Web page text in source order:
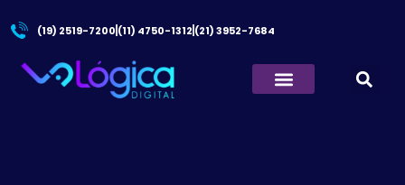
(19) 2519-7200 (11) 4750-1312 (21) 3952-7684